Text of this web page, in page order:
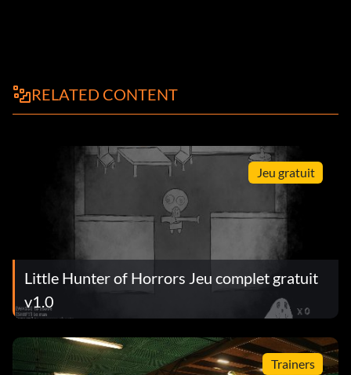
RELATED CONTENT
Jeu gratuit
Little Hunter of Horrors Jeu complet gratuit
v1.0
Trainers